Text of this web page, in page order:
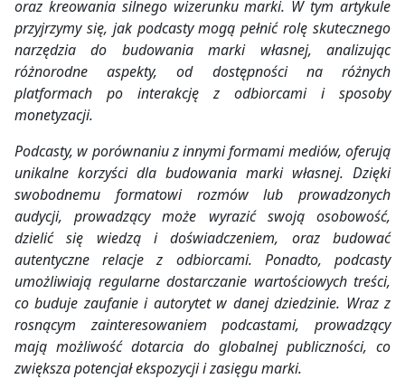
oraz kreowania silnego wizerunku marki. W tym artykule
przyjrzymy się, jak podcasty mogą pełnić rolę skutecznego
narzędzia do budowania marki własnej, analizując
różnorodne aspekty, od dostępności na różnych
platformach po interakcję z odbiorcami i sposoby
monetyzacji.
Podcasty, w porównaniu z innymi formami mediów, oferują
unikalne korzyści dla budowania marki własnej. Dzięki
swobodnemu formatowi rozmów lub prowadzonych
audycji, prowadzący może wyrazić swoją osobowość,
dzielić się wiedzą i doświadczeniem, oraz budować
autentyczne relacje z odbiorcami. Ponadto, podcasty
umożliwiają regularne dostarczanie wartościowych treści,
co buduje zaufanie i autorytet w danej dziedzinie. Wraz z
rosnącym zainteresowaniem podcastami, prowadzący
mają możliwość dotarcia do globalnej publiczności, co
zwiększa potencjał ekspozycji i zasięgu marki.